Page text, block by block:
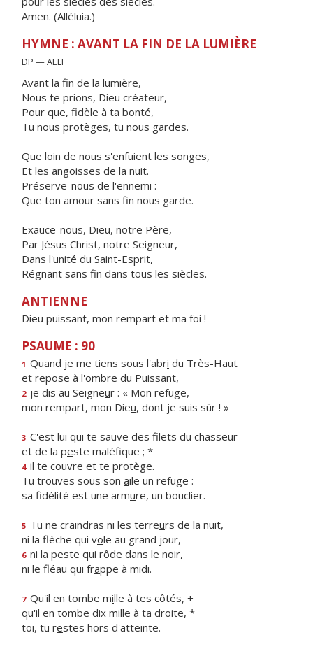
Amen. (Alléluia.)
HYMNE : AVANT LA FIN DE LA LUMIÈRE
DP — AELF
Avant la fin de la lumière,
Nous te prions, Dieu créateur,
Pour que, fidèle à ta bonté,
Tu nous protèges, tu nous gardes.
Que loin de nous s'enfuient les songes,
Et les angoisses de la nuit.
Préserve-nous de l'ennemi :
Que ton amour sans fin nous garde.
Exauce-nous, Dieu, notre Père,
Par Jésus Christ, notre Seigneur,
Dans l'unité du Saint-Esprit,
Régnant sans fin dans tous les siècles.
ANTIENNE
Dieu puissant, mon rempart et ma foi !
PSAUME : 90
1 Quand je me tiens sous l'abri du Très-Haut
et repose à l'ombre du Puissant,
2 je dis au Seigneur : « Mon refuge,
mon rempart, mon Dieu, dont je suis sûr ! »
3 C'est lui qui te sauve des filets du chasseur
et de la peste maléfique ; *
4 il te couvre et te protège.
Tu trouves sous son aile un refuge :
sa fidélité est une armure, un bouclier.
5 Tu ne craindras ni les terreurs de la nuit,
ni la flèche qui vole au grand jour,
6 ni la peste qui rôde dans le noir,
ni le fléau qui frappe à midi.
7 Qu'il en tombe mille à tes côtés, +
qu'il en tombe dix mille à ta droite, *
toi, tu restes hors d'atteinte.